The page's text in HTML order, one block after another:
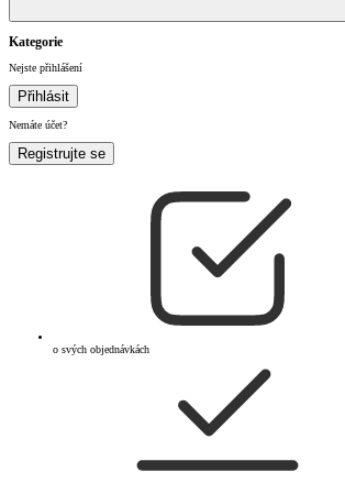
Kategorie
Nejste přihlášení
Přihlásit
Nemáte účet?
Registrujte se
o svých objednávkách